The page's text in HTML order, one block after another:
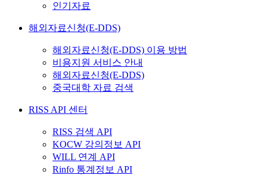
인기자료
해외자료신청(E-DDS)
해외자료신청(E-DDS) 이용 방법
비용지원 서비스 안내
해외자료신청(E-DDS)
중국대학 자료 검색
RISS API 센터
RISS 검색 API
KOCW 강의정보 API
WILL 연계 API
Rinfo 통계정보 API